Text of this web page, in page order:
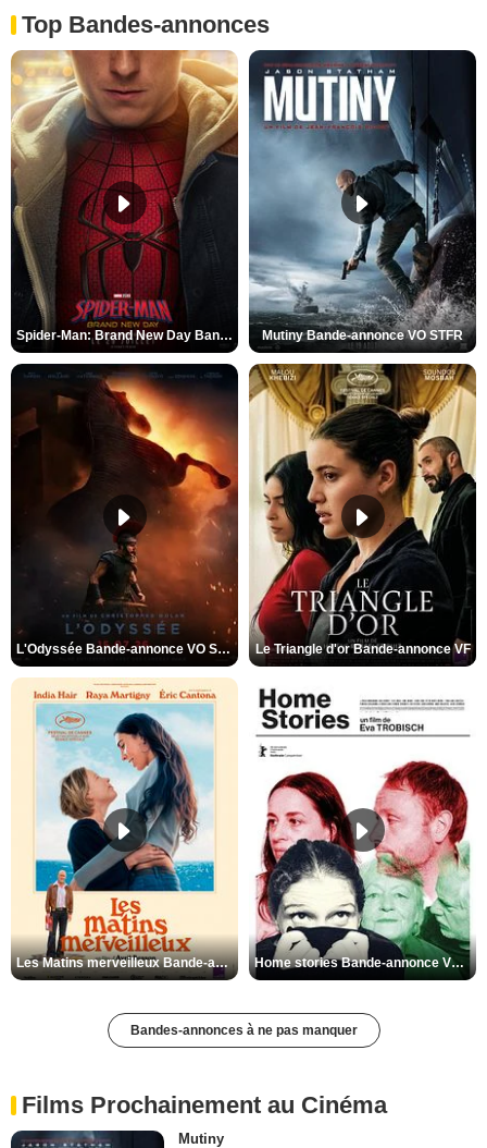
Top Bandes-annonces
Spider-Man: Brand New Day Bande-annonce VO STFR Mutiny Bande-annonce VO STFR
L'Odyssée Bande-annonce VO STFR Le Triangle d'or Bande-annonce VF
Les Matins merveilleux Bande-annonce VF Home stories Bande-annonce VO STFR
Bandes-annonces à ne pas manquer
Films Prochainement au Cinéma
Mutiny